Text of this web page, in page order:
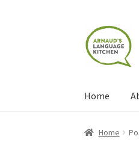
Skip
to
navigation
Skip
to
content
Home
Home About
Home